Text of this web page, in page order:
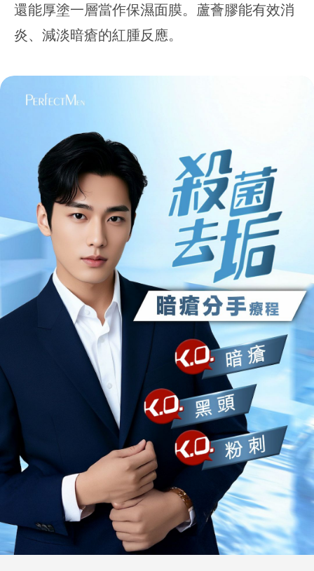
還能厚塗一層當作保濕面膜。蘆薈膠能有效消
炎、減淡暗瘡的紅腫反應。